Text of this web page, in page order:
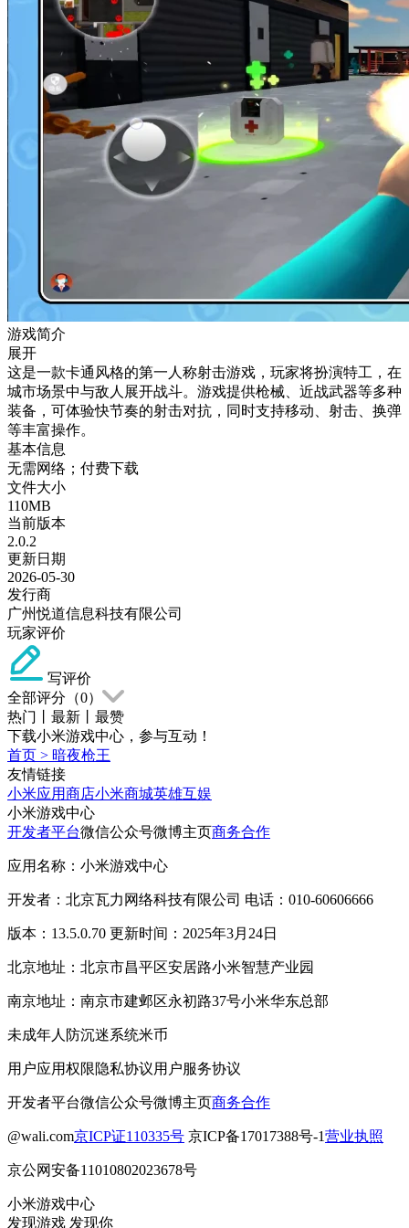
游戏简介
展开
这是一款卡通风格的第一人称射击游戏，玩家将扮演特工，在
城市场景中与敌人展开战斗。游戏提供枪械、近战武器等多种
装备，可体验快节奏的射击对抗，同时支持移动、射击、换弹
等丰富操作。
基本信息
无需网络；付费下载
文件大小
110MB
当前版本
2.0.2
更新日期
2026-05-30
发行商
广州悦道信息科技有限公司
玩家评价
写评价
全部评分（0）
热门
最新
最赞
下载小米游戏中心，参与互动！
首页 > 暗夜枪王
友情链接
小米应用商店小米商城英雄互娱
小米游戏中心
开发者平台微信公众号微博主页商务合作
应用名称：小米游戏中心
开发者：北京瓦力网络科技有限公司 电话：010-60606666
版本：13.5.0.70 更新时间：2025年3月24日
北京地址：北京市昌平区安居路小米智慧产业园
南京地址：南京市建邺区永初路37号小米华东总部
未成年人防沉迷系统米币
用户应用权限隐私协议用户服务协议
开发者平台微信公众号微博主页商务合作
@wali.com京ICP证110335号 京ICP备17017388号-1营业执照
京公网安备11010802023678号
小米游戏中心
发现游戏 发现你